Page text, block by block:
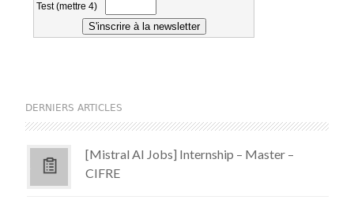
DERNIERS ARTICLES
[Mistral AI Jobs] Internship – Master –
CIFRE